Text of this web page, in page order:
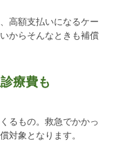
高額支払いになるケー
からそんなときも補償
療費も
るもの。救急でかかっ
対象となります。